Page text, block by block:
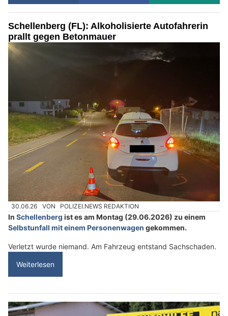
Schellenberg (FL): Alkoholisierte Autofahrerin
prallt gegen Betonmauer
30.06.26 VON POLIZEI.NEWS REDAKTION
In Schellenberg ist es am Montag (29.06.2026) zu einem
Selbstunfall mit einem Personenwagen gekommen.
Verletzt wurde niemand. Am Fahrzeug entstand Sachschaden.
Weiterlesen